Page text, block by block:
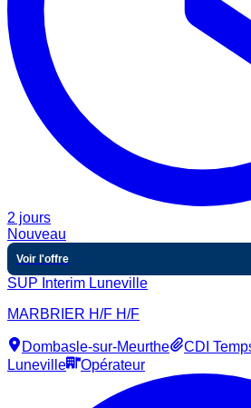
2 jours
Nouveau
Voir l'offre
SUP Interim Luneville
MARBRIER H/F H/F
Dombasle-sur-Meurthe CDI
Luneville
Opérateur